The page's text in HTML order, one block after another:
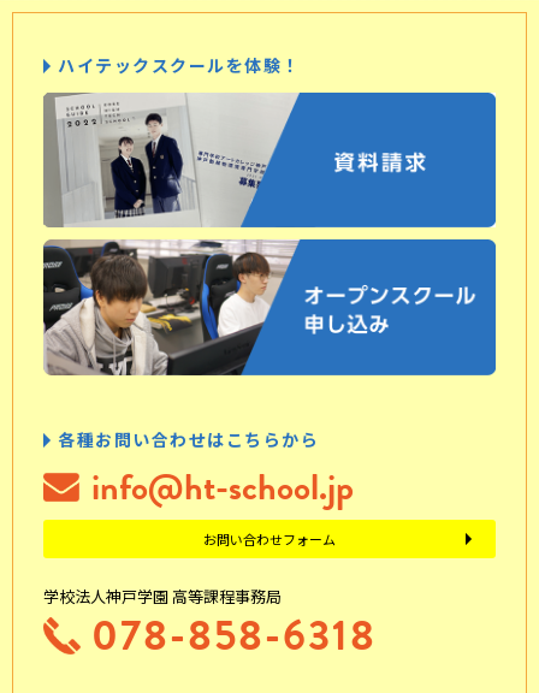
ハイテックスクールを体験！
各種お問い合わせはこちらから
info@ht-school.jp
お問い合わせフォーム
学校法人神戸学園 高等課程事務局
078-858-6318